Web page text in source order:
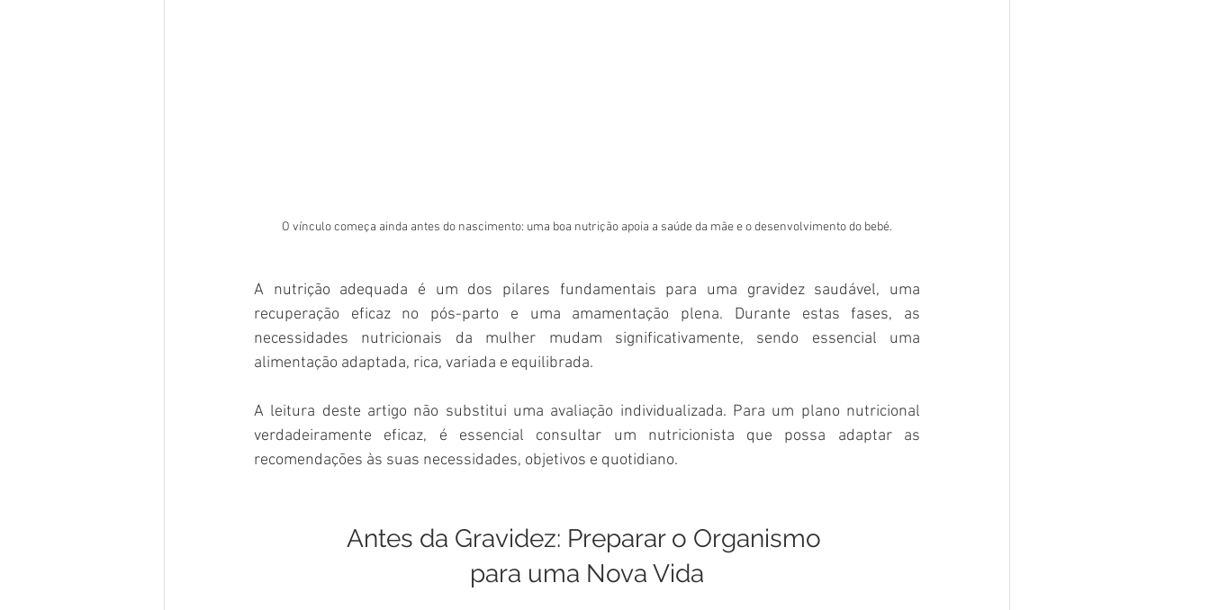
O vínculo começa ainda antes do nascimento: uma boa nutrição apoia a saúde da mãe e o desenvolvimento do bebé.
A nutrição adequada é um dos pilares fundamentais para uma gravidez saudável, uma
recuperação eficaz no pós-parto e uma amamentação plena. Durante estas fases, as
necessidades nutricionais da mulher mudam significativamente, sendo essencial uma
alimentação adaptada, rica, variada e equilibrada.
A leitura deste artigo não substitui uma avaliação individualizada. Para um plano nutricional
verdadeiramente eficaz, é essencial consultar um nutricionista que possa adaptar as
recomendações às suas necessidades, objetivos e quotidiano.
Antes da Gravidez: Preparar o Organismo
para uma Nova Vida